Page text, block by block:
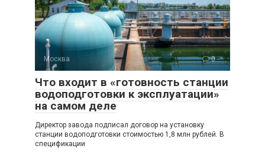
Москва 0
Что входит в «готовность станции
водоподготовки к эксплуатации»
на самом деле
Директор завода подписал договор на установку
станции водоподготовки стоимостью 1,8 млн рублей. В
спецификации